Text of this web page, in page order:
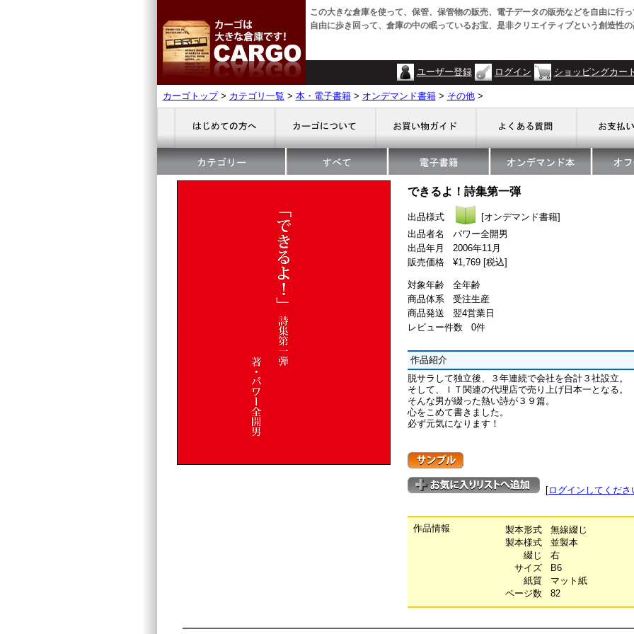
この大きな倉庫を使って、保管、保管物の販売、電子データの販売などを自由に行
自由に歩き回って、倉庫の中の眠っているお宝、是非クリエイティブという創造性
ユーザー登録 ログイン ショッピングカー
カーゴトップ> カテゴリ一覧 > 本・電子書籍> オンデマンド書籍> その他>
できるよ！詩集第一弾
出品様式
[オンデマンド書籍]
出品者名 パワー全開男
出品年月 2006年11月
販売価格 ¥1,769 [税込]
対象年齢 全年齢
商品体系 受注生産
商品発送 翌4営業日
レビュー件数 0件
作品紹介
脱サラして独立後、３年連続で会社を合計３社設立。
そして、ＩＴ関連の代理店で売り上げ日本一となる。
そんな男が綴った熱い詩が３９篇。
心をこめて書きました。
必ず元気になります！
[ログインしてくださ
作品情報 製本形式
無線綴じ
製本様式
並製本
綴じ
右
サイズ
B6
紙質
マット紙
ページ数
82